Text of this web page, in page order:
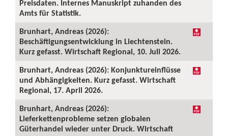
Preisdaten. Internes Manuskript zuhanden des
Amts für Statistik.
Brunhart, Andreas (2026):
Beschäftigungsentwicklung in Liechtenstein.
Kurz gefasst. Wirtschaft Regional, 10. Juli 2026.
Brunhart, Andreas (2026): Konjunktureinflüsse
und Abhängigkeiten. Kurz gefasst. Wirtschaft
Regional, 17. April 2026.
Brunhart, Andreas (2026):
Lieferkettenprobleme setzen globalen
Güterhandel wieder unter Druck. Wirtschaft